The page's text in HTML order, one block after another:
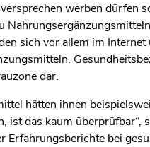
werben dürfen
sich vor allem im Internet
dar.
hätten ihnen
ist das kaum überprüfbar“,
Erfahrungsberichte bei